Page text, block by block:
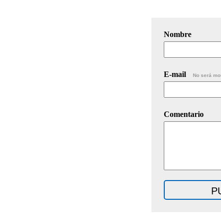
Nombre
E-mail No será
Comentario